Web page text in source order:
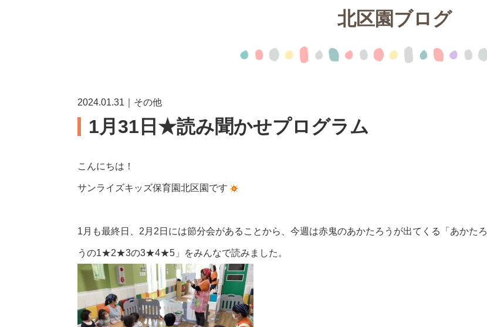
北区園ブログ
2024.01.31｜その他
1月31日★読み聞かせプログラム
こんにちは！
サンライズキッズ保育園北区園です
1月も最終日、2月2日には節分会があることから、今週は赤鬼のあかたろうが出てくる「あかたろ
うの1★2★3の3★4★5」をみんなで読みました。